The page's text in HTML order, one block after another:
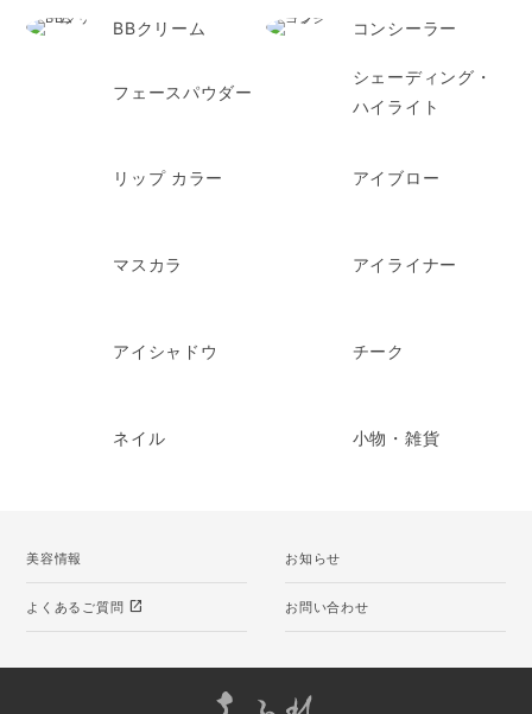
BBクリーム コンシーラー
フェースパウダー
シェーディング・
ハイライト
リップ カラー アイブロー
マスカラ アイライナー
アイシャドウ チーク
ネイル 小物・雑貨
美容情報 お知らせ
よくあるご質問 open_in_new お問い合わせ